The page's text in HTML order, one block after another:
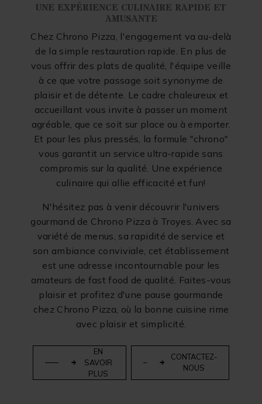
UNE EXPÉRIENCE CULINAIRE RAPIDE ET
AMUSANTE
Chez Chrono Pizza, l'engagement va au-delà
de la simple restauration rapide. En plus de
vous offrir des plats de qualité, l'équipe veille
à ce que votre passage soit synonyme de
plaisir et de détente. Le cadre chaleureux et
accueillant vous invite à passer un moment
agréable, que ce soit sur place ou à emporter.
Et pour les plus pressés, la formule "chrono"
vous garantit un service ultra-rapide sans
compromis sur la qualité. Une expérience
culinaire qui allie efficacité et fun!
N'hésitez pas à venir découvrir l'univers
gourmand de Chrono Pizza à Troyes. Avec sa
variété de menus, sa rapidité de service et
son ambiance conviviale, cet établissement
est une adresse incontournable pour les
amateurs de fast food de qualité. Faites-vous
plaisir et profitez d'une pause gourmande
chez Chrono Pizza, où la bonne cuisine rime
avec plaisir et simplicité.
EN
SAVOIR
PLUS
CONTACTEZ-
NOUS